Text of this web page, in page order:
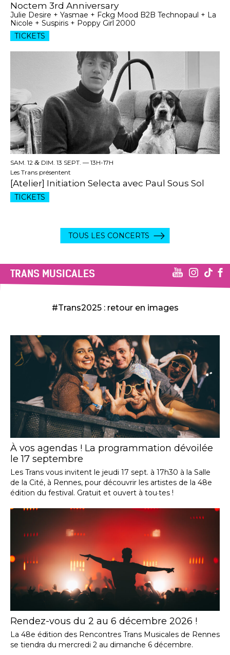
Noctem 3rd Anniversary
Julie Desire + Yasmae + Fckg Mood B2B Technopaul + La
Nicole + Suspiris + Poppy Girl 2000
TICKETS
SAM. 12 & DIM. 13 SEPT. — 13H-17H
Les Trans présentent
[Atelier] Initiation Selecta avec Paul Sous Sol
TICKETS
TOUS LES CONCERTS
TRANS MUSICALES
#Trans2025 : retour en images
À vos agendas ! La programmation dévoilée
le 17 septembre
Les Trans vous invitent le jeudi 17 sept. à 17h30 à la Salle
de la Cité, à Rennes, pour découvrir les artistes de la 48e
édition du festival. Gratuit et ouvert à tou·tes !
Rendez-vous du 2 au 6 décembre 2026 !
La 48e édition des Rencontres Trans Musicales de Rennes
se tiendra du mercredi 2 au dimanche 6 décembre.